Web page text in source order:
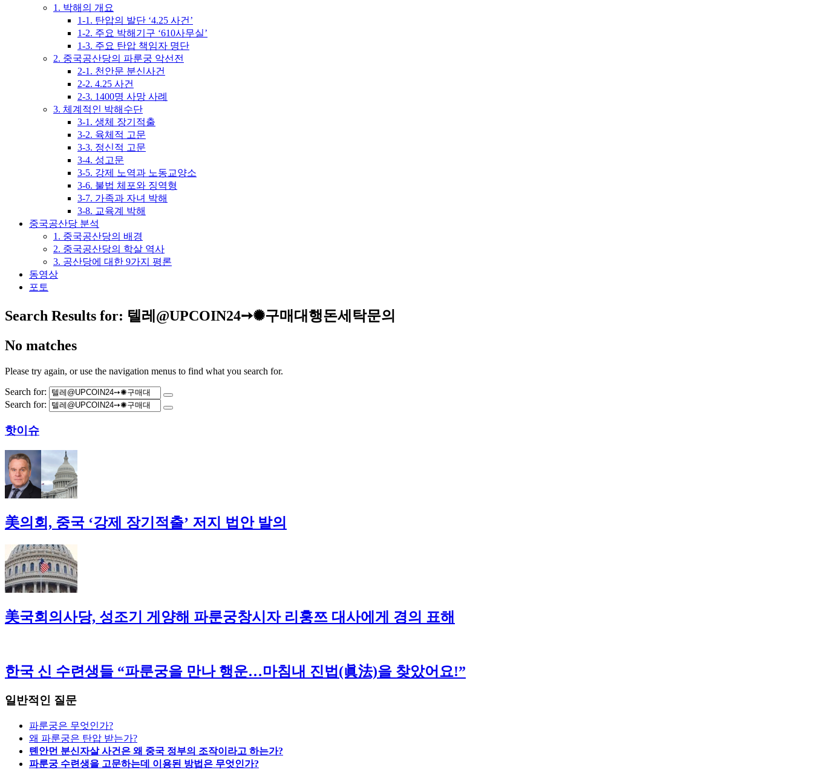
1. 박해의 개요
1-1. 탄압의 발단 ‘4.25 사건’
1-2. 주요 박해기구 ‘610사무실’
1-3. 주요 탄압 책임자 명단
2. 중국공산당의 파룬궁 악선전
2-1. 천안문 분신사건
2-2. 4.25 사건
2-3. 1400명 사망 사례
3. 체계적인 박해수단
3-1. 생체 장기적출
3-2. 육체적 고문
3-3. 정신적 고문
3-4. 성고문
3-5. 강제 노역과 노동교양소
3-6. 불법 체포와 징역형
3-7. 가족과 자녀 박해
3-8. 교육계 박해
중국공산당 분석
1. 중국공산당의 배경
2. 중국공산당의 학살 역사
3. 공산당에 대한 9가지 평론
동영상
포토
Search Results for: 텔레@UPCOIN24➙✺구매대행돈세탁문의
No matches
Please try again, or use the navigation menus to find what you search for.
Search for:
Search for:
핫이슈
美의회, 중국 ‘강제 장기적출’ 저지 법안 발의
美국회의사당, 성조기 게양해 파룬궁창시자 리훙쯔 대사에게 경의 표해
한국 신 수련생들 “파룬궁을 만나 행운…마침내 진법(眞法)을 찾았어요!”
일반적인 질문
파룬궁은 무엇인가?
왜 파룬궁은 탄압 받는가?
톈안먼 분신자살 사건은 왜 중국 정부의 조작이라고 하는가?
파룬궁 수련생을 고문하는데 이용된 방법은 무엇인가?